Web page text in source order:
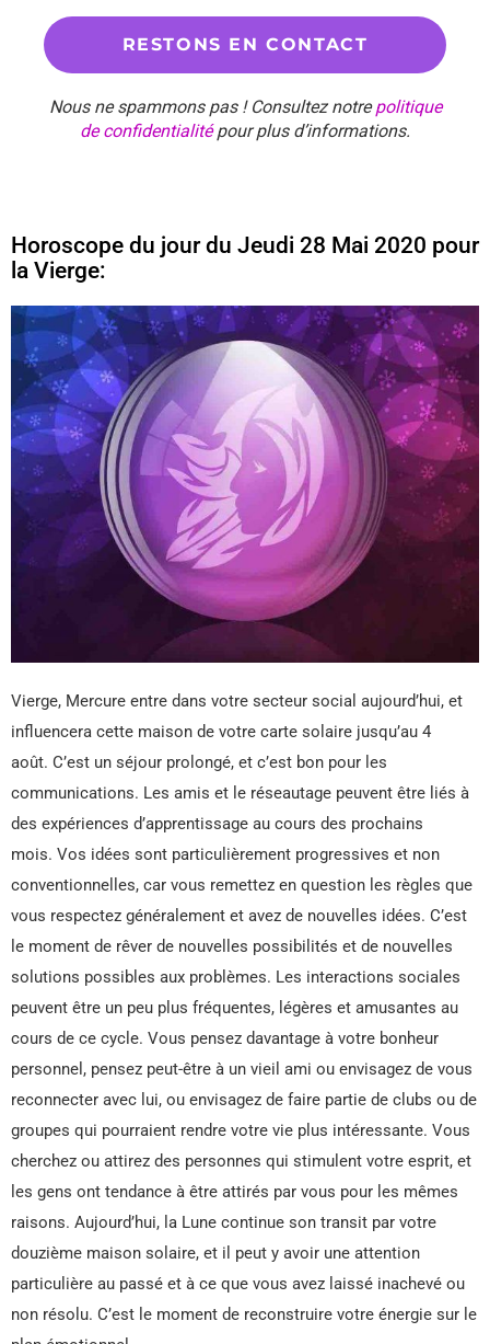
Nous ne spammons pas ! Consultez notrepolitique
de confidentialitépour plus d’informations.
Horoscope du jour du Jeudi 28 Mai 2020 pour
la Vierge:
Vierge, Mercure entre dans votre secteur social aujourd’hui, et
influencera cette maison de votre carte solaire jusqu’au 4
août. C’est un séjour prolongé, et c’est bon pour les
communications. Les amis et le réseautage peuvent être liés à
des expériences d’apprentissage au cours des prochains
mois. Vos idées sont particulièrement progressives et non
conventionnelles, car vous remettez en question les règles que
vous respectez généralement et avez de nouvelles idées. C’est
le moment de rêver de nouvelles possibilités et de nouvelles
solutions possibles aux problèmes. Les interactions sociales
peuvent être un peu plus fréquentes, légères et amusantes au
cours de ce cycle. Vous pensez davantage à votre bonheur
personnel, pensez peut-être à un vieil ami ou envisagez de vous
reconnecter avec lui, ou envisagez de faire partie de clubs ou de
groupes qui pourraient rendre votre vie plus intéressante. Vous
cherchez ou attirez des personnes qui stimulent votre esprit, et
les gens ont tendance à être attirés par vous pour les mêmes
raisons. Aujourd’hui, la Lune continue son transit par votre
douzième maison solaire, et il peut y avoir une attention
particulière au passé et à ce que vous avez laissé inachevé ou
non résolu. C’est le moment de reconstruire votre énergie sur le